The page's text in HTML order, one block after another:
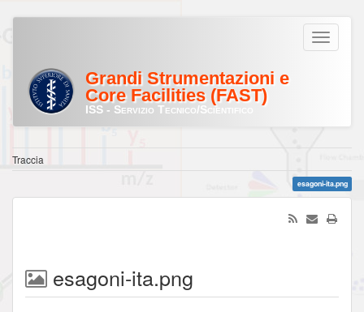
Grandi Strumentazioni e
Core Facilities (FAST)
ISS - Servizio Tecnico/Scientifico
Traccia
esagoni-ita.png
esagoni-ita.png